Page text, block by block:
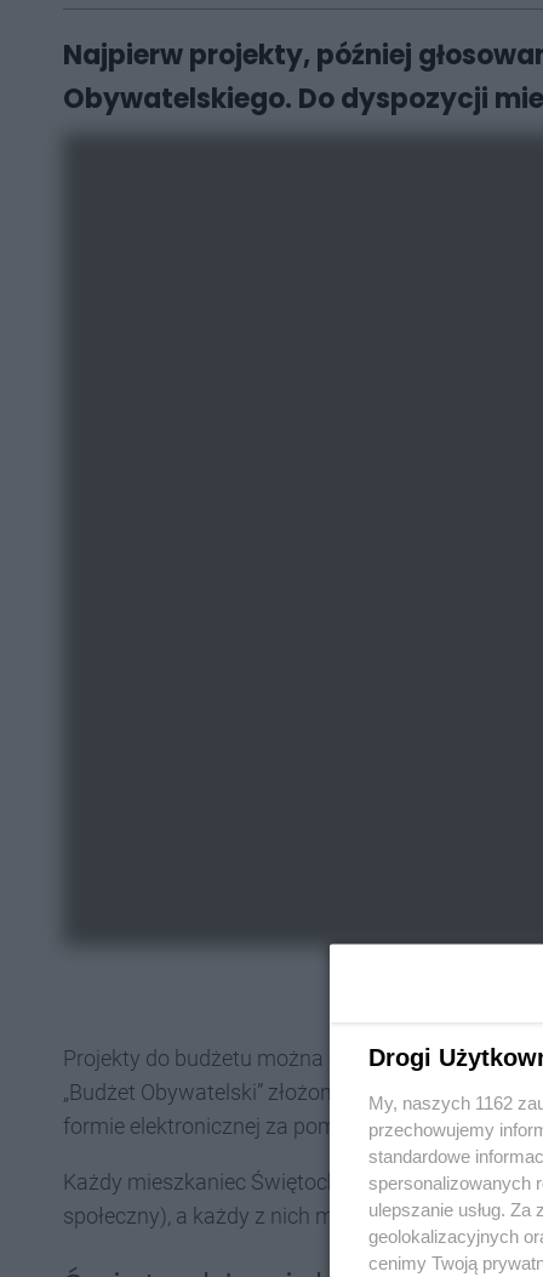
Najpierw projekty, później
Obywatelskiego. Do dyspozycji
Projekty do budżetu można składać do 30
„Budżet Obywatelski” złożonej w kancelarii
formie elektronicznej za pomocą wypełnionego
Każdy mieszkaniec Świętochłowic może zgłosić
społeczny), a każdy z nich musi być poparty
Drogi
My, naszych 1162
przechowujemy
standardowe
spersonalizowanych
ulepszanie usług.
geolokalizacyjnych
cenimy Twoją